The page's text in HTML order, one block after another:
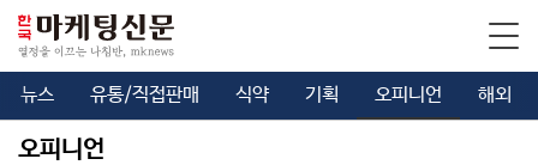
뉴스 유통/직접판매 식약 기획 오피니언 해외
오피니언